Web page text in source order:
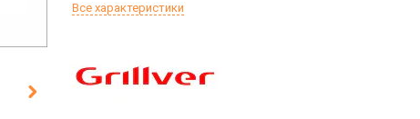
Все характеристики